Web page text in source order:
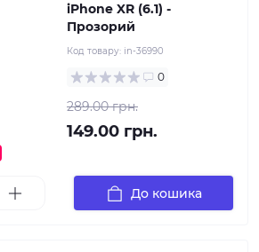
iPhone XR (6.1) -
Прозорий
Код товару: in-36990
0
289.00 грн.
149.00 грн.
До кошика